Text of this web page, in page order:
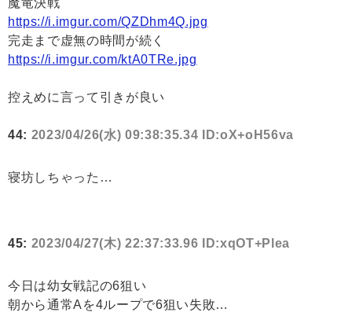
魔竜決戦
https://i.imgur.com/QZDhm4Q.jpg
完走まで虚無の時間が続く
https://i.imgur.com/ktA0TRe.jpg
控えめに言って引きが良い
44: 2023/04/26(水) 09:38:35.34 ID:oX+oH56va
寝坊しちゃった…
45: 2023/04/27(木) 22:37:33.96 ID:xqOT+Plea
今日は幼女戦記の6狙い
朝から通常Aを4ループで6狙い失敗…